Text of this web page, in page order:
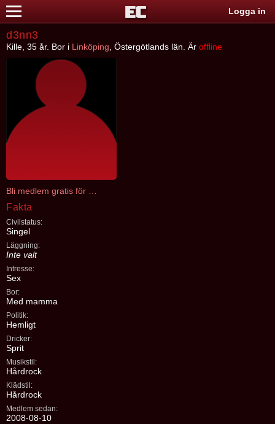
Logga in
d3nn3
Kille, 35 år. Bor i Linköping , Östergötlands län. Är offline
Fakta
Civilstatus:
Singel
Läggning:
Inte valt
Intresse:
Sex
Bor:
Med mamma
Politik:
Hemligt
Dricker:
Sprit
Musikstil:
Hårdrock
Klädstil:
Hårdrock
Medlem sedan:
2008-08-10